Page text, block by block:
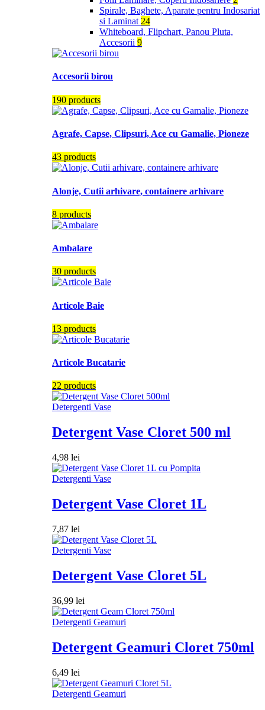
Spirale, Baghete, Aparate pentru Indosariat
si Laminat 24
Whiteboard, Flipchart, Panou Pluta,
Accesorii 9
Accesorii birou
190 products
Agrafe, Capse, Clipsuri, Ace cu Gamalie, Pioneze
43 products
Alonje, Cutii arhivare, containere arhivare
8 products
Ambalare
30 products
Articole Baie
13 products
Articole Bucatarie
22 products
Detergenti Vase
Detergent Vase Cloret 500 ml
4,98 lei
Detergenti Vase
Detergent Vase Cloret 1L
7,87 lei
Detergenti Vase
Detergent Vase Cloret 5L
36,99 lei
Detergenti Geamuri
Detergent Geamuri Cloret 750ml
6,49 lei
Detergenti Geamuri